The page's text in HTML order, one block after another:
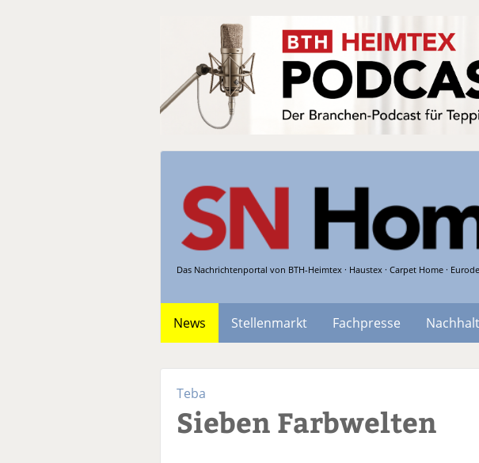
Das Nachrichtenportal von BTH-Heimtex · Haustex · Carpet Home ·
News Stellenmarkt Fachpresse
Teba
Sieben Farbwelten